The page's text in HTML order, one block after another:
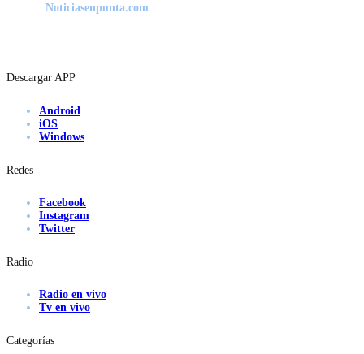
Noticiasenpunta.com
Descargar APP
Android
iOS
Windows
Redes
Facebook
Instagram
Twitter
Radio
Radio en vivo
Tv en vivo
Categorías